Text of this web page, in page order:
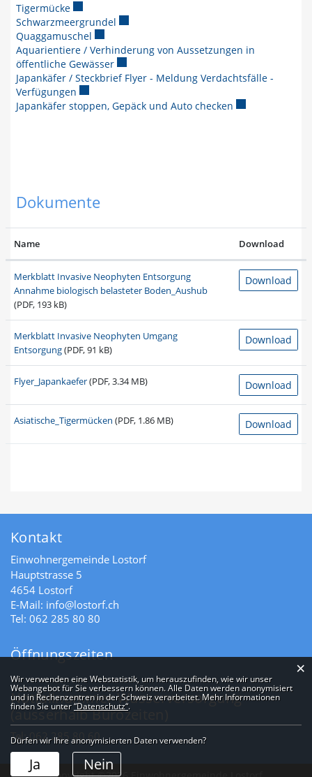
Tigermücke Externer Link wird in einem neuen Fenster
Schwarzmeergrundel Externer Link wird in einem neuen
Quaggamuschel Externer Link wird in einem neuen Fenster
Aquarientiere / Verhinderung von Aussetzungen in
öffentliche Gewässer Externer Link wird in einem neuen
Japankäfer / Steckbrief Flyer - Meldung Verdachtsfälle -
Verfügungen Externer Link wird in einem neuen Fenster
Japankäfer stoppen, Gepäck und Auto checken Externer Link
Dokumente
Name Download
Merkblatt Invasive Neophyten Entsorgung
Annahme biologisch belasteter Boden_Aushub
(PDF, 193 kB)
Download
Merkblatt Invasive Neophyten Umgang
Entsorgung(PDF, 91 kB)
Download
Flyer_Japankaefer(PDF, 3.34 MB) Download
Asiatische_Tigermücken (PDF, 1.86 MB) Download
Fusszeile
Kontakt
Einwohnergemeinde Lostorf
Hauptstrasse 5
4654 Lostorf
E-Mail: info@lostorf.ch
Tel: 062 285 80 80
Öffnungszeiten
Notfallnummer Wasserversorgung
(ausserhalb Bürozeiten)
Tel: 062 285 80 60
Webstatistik
Wir verwenden eine Webstatistik, um herauszufinden, wie wir unser
Webangebot für Sie verbessern können. Alle Daten werden anonymisiert
und in Rechenzentren in der Schweiz verarbeitet. Mehr Informationen
finden Sie unter“Datenschutz“.
Dürfen wir Ihre anonymisierten Daten verwenden?
Ja Nein
×